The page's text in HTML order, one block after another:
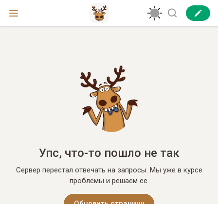
Упс, что-то пошло не так
Сервер перестал отвечать на запросы. Мы уже в курсе
проблемы и решаем её.